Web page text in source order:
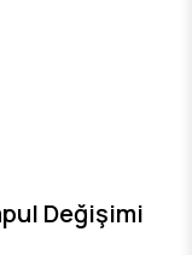
Değişimi